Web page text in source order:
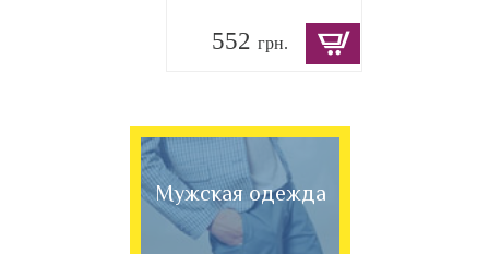
552 грн.
Мужская одежда